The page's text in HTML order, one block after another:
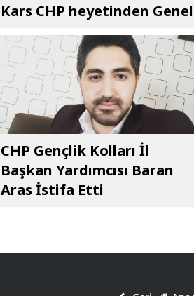
Kars CHP heyetinden
CHP Gençlik Kolları İl
Başkan Yardımcısı Baran
Aras İstifa Etti